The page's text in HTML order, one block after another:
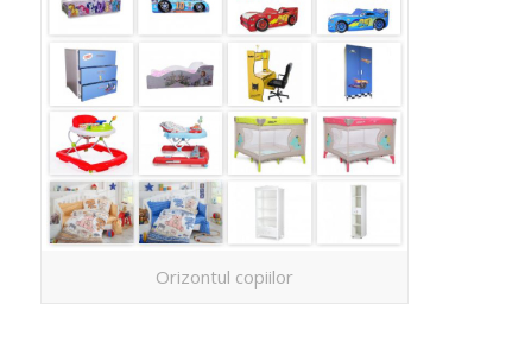
Orizontul copiilor